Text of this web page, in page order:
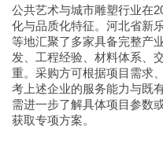
公共艺术与城市雕塑行业在
化与品质化特征。河北省新
等地汇聚了多家具备完整产
发、工程经验、材料体系、
重。采购方可根据项目需求
考上述企业的服务能力与既
需进一步了解具体项目参数
获取专项方案。